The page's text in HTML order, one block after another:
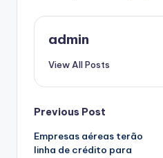
admin
View All Posts
Post
navigation
Previous Post
Empresas aéreas terão
linha de crédito para